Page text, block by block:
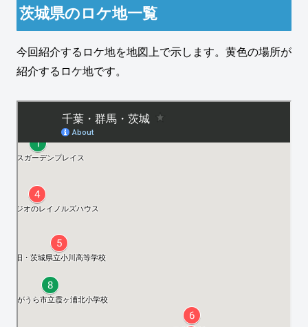
茨城県のロケ地一覧
今回紹介するロケ地を地図上で示します。黄色の場所が
紹介するロケ地です。